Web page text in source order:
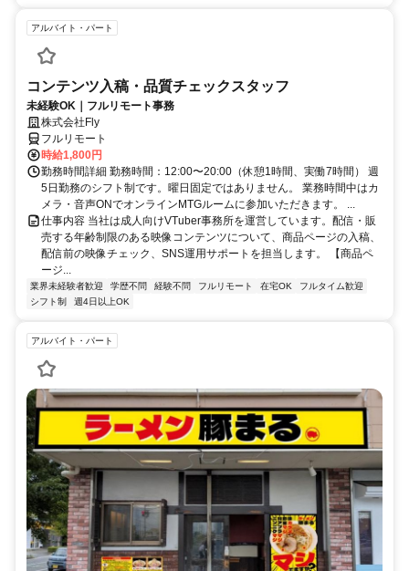
アルバイト・パート
コンテンツ入稿・品質チェックスタッフ
未経験OK｜フルリモート事務
株式会社Fly
フルリモート
時給1,800円
勤務時間詳細 勤務時間：12:00〜20:00（休憩1時間、実働7時間） 週
5日勤務のシフト制です。曜日固定ではありません。 業務時間中はカ
メラ・音声ONでオンラインMTGルームに参加いただきます。 ...
仕事内容 当社は成人向けVTuber事務所を運営しています。配信・販
売する年齢制限のある映像コンテンツについて、商品ページの入稿、
配信前の映像チェック、SNS運用サポートを担当します。 【商品ペ
ージ...
業界未経験者歓迎 学歴不問 経験不問 フルリモート 在宅OK
フルタイム歓迎
シフト制
週4日以上OK
アルバイト・パート